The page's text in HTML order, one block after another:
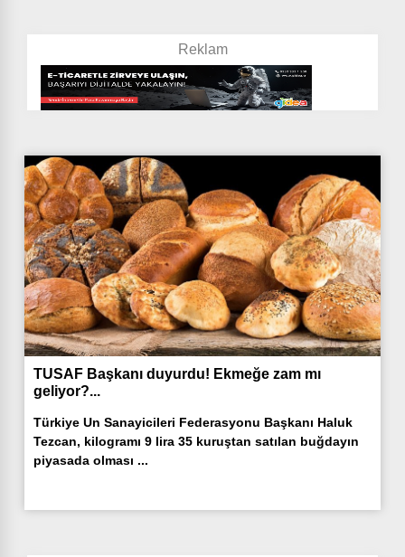
TUSAF Başkanı duyurdu! Ekmeğe zam mı
geliyor?...
Türkiye Un Sanayicileri Federasyonu Başkanı Haluk
Tezcan, kilogramı 9 lira 35 kuruştan satılan buğdayın
piyasada olması ...